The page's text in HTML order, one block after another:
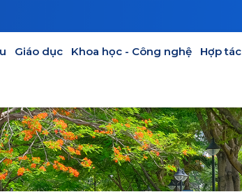
Giáo dục Khoa học - Công nghệ Hợp tác